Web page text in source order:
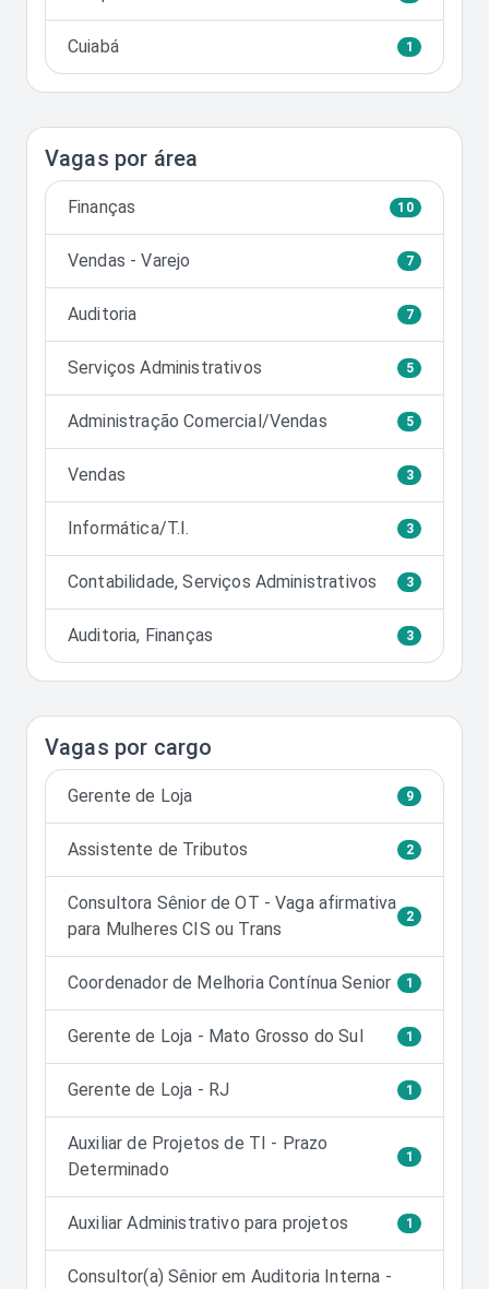
Cuiabá 1
Vagas por área
Finanças 10
Vendas - Varejo 7
Auditoria 7
Serviços Administrativos 5
Administração Comercial/Vendas 5
Vendas 3
Informática/T.I. 3
Contabilidade, Serviços Administrativos 3
Auditoria, Finanças 3
Vagas por cargo
Gerente de Loja 9
Assistente de Tributos 2
Consultora Sênior de OT - Vaga afirmativa
para Mulheres CIS ou Trans
2
Coordenador de Melhoria Contínua Senior 1
Gerente de Loja - Mato Grosso do Sul 1
Gerente de Loja - RJ 1
Auxiliar de Projetos de TI - Prazo
Determinado
1
Auxiliar Administrativo para projetos 1
Consultor(a) Sênior em Auditoria Interna -